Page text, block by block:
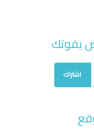
يفوتك
اشتراك